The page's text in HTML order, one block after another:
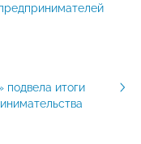
итоги